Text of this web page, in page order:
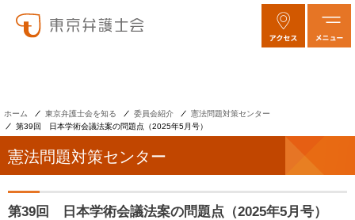
ホーム 東京弁護士会を知る 委員会紹介
憲法問題対策センター
第39回 日本学術会議法案の問題点（2025年5月号）
憲法問題対策センター
第39回 日本学術会議法案の問題点（2025年5月号）